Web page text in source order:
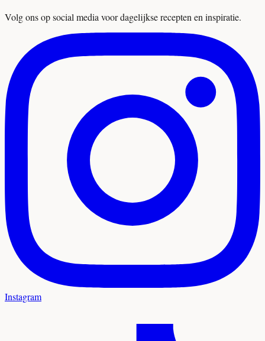
Volg ons op social media voor dagelijkse recepten en inspiratie.
Instagram